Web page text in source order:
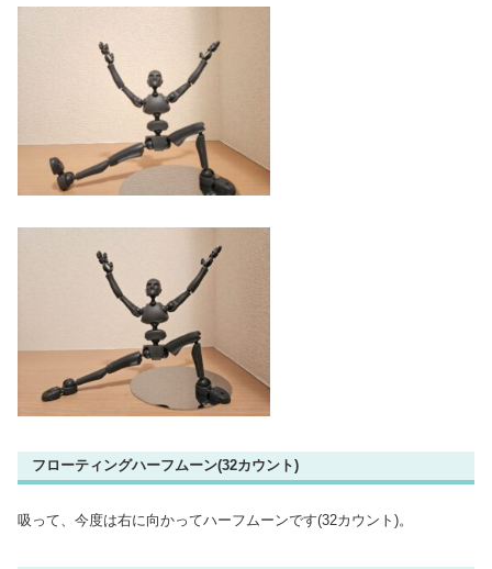
フローティングハーフムーン(32カウント)
吸って、今度は右に向かってハーフムーンです(32カウント)。